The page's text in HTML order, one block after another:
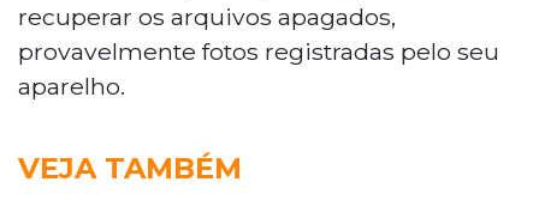
recuperar os arquivos apagados,
provavelmente fotos registradas pelo seu
aparelho.
VEJA TAMBÉM